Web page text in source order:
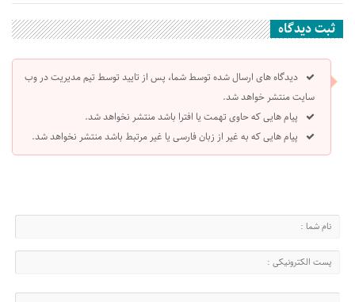
ثبت دیدگاه
دیدگاه های ارسال شده توسط شما، پس از تایید توسط تیم مدیریت در وب
سایت منتشر خواهد شد.
پیام هایی که حاوی تهمت یا افترا باشد منتشر نخواهد شد.
پیام هایی که به غیر از زبان فارسی یا غیر مرتبط باشد منتشر نخواهد شد.